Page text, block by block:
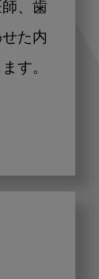
、歯
た内
す。